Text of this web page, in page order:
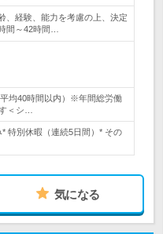
、経験、能力を考慮の上、決定
間～42時間…
均40時間以内）※年間総労働
＜シ…
特別休暇（連続5日間）* その
気になる